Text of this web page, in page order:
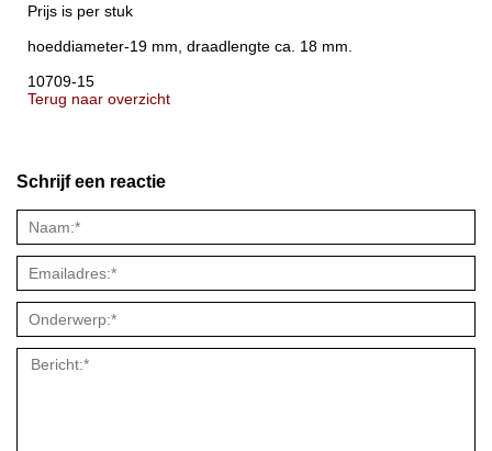
Prijs is per stuk
hoeddiameter-19 mm, draadlengte ca. 18 mm.
10709-15
Terug naar overzicht
Schrijf een reactie